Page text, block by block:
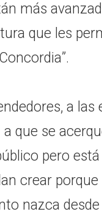
más
que les
a las
que se
pero
crear porque
nazca desde